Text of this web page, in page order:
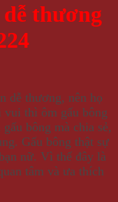
thương
dễ thương, nên họ
vui thì ôm gấu bông
bông mà chia sẻ,
Gấu bông thật sự
nữ. Vì thế đây là
tâm và ưa thích